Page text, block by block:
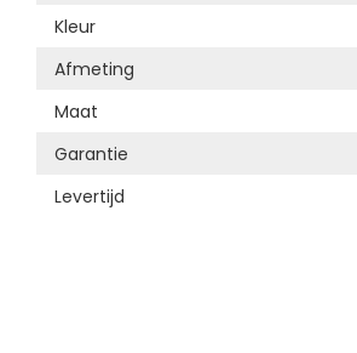
Kleur
Afmeting
Maat
Garantie
Levertijd